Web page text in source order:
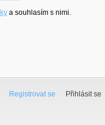
a souhlasím s nimi.
Registrovat se Přihlásit se